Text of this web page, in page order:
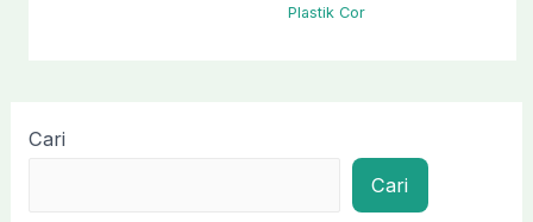
Plastik Cor
Cari
Cari